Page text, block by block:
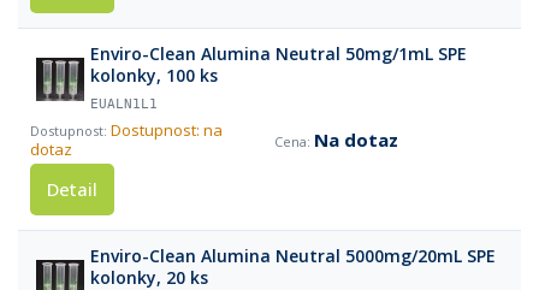
Enviro-Clean Alumina Neutral 50mg/1mL SPE
kolonky, 100 ks
EUALN1L1
Dostupnost: na
dotaz
Na dotaz
Detail
Enviro-Clean Alumina Neutral 5000mg/20mL SPE
kolonky, 20 ks